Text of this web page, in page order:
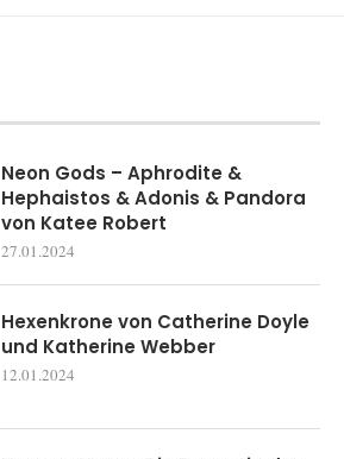
Neon Gods – Aphrodite &
Hephaistos & Adonis & Pandora
von Katee Robert
27.01.2024
Hexenkrone von Catherine Doyle
und Katherine Webber
12.01.2024